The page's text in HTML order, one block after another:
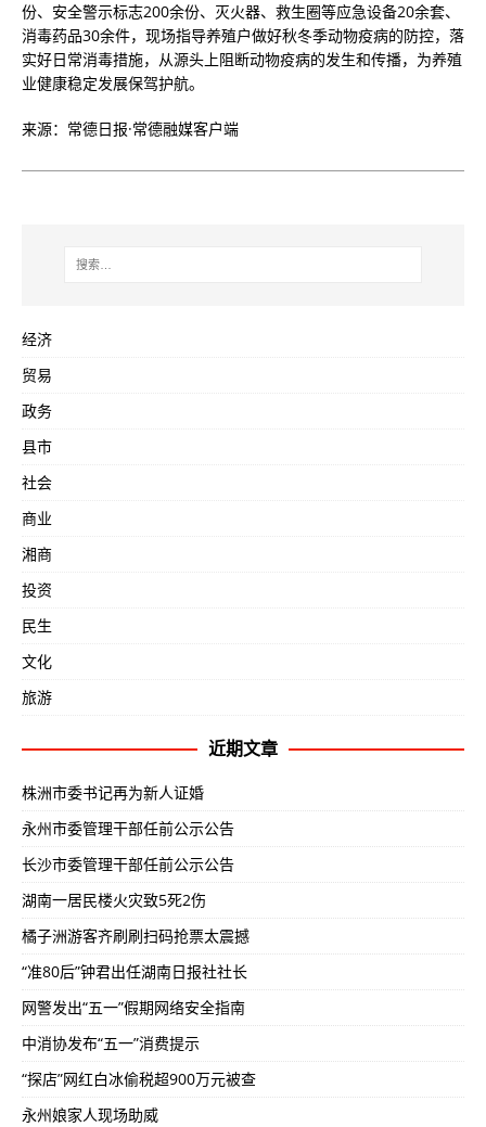
份、安全警示标志200余份、灭火器、救生圈等应急设备20余套、
消毒药品30余件，现场指导养殖户做好秋冬季动物疫病的防控，落
实好日常消毒措施，从源头上阻断动物疫病的发生和传播，为养殖
业健康稳定发展保驾护航。
来源：常德日报·常德融媒客户端
经济
贸易
政务
县市
社会
商业
湘商
投资
民生
文化
旅游
近期文章
株洲市委书记再为新人证婚
永州市委管理干部任前公示公告
长沙市委管理干部任前公示公告
湖南一居民楼火灾致5死2伤
橘子洲游客齐刷刷扫码抢票太震撼
“准80后”钟君出任湖南日报社社长
网警发出“五一”假期网络安全指南
中消协发布“五一”消费提示
“探店”网红白冰偷税超900万元被查
永州娘家人现场助威